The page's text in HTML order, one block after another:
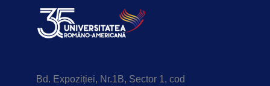
Bd. Expoziției, Nr.1B, Sector 1, cod